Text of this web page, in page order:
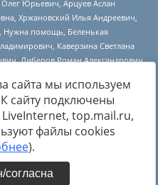
uploaded/files/reestr-
данные на22.03.2024
сайта мы используем
сайту подключены
top.mail.ru,
файлы cookies
).
согласна